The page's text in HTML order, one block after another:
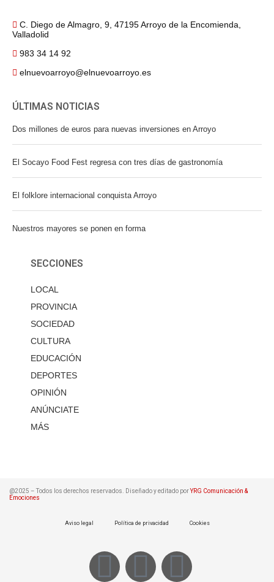
C. Diego de Almagro, 9, 47195 Arroyo de la Encomienda,
Valladolid
983 34 14 92
elnuevoarroyo@elnuevoarroyo.es
ÚLTIMAS NOTICIAS
Dos millones de euros para nuevas inversiones en Arroyo
El Socayo Food Fest regresa con tres días de gastronomía
El folklore internacional conquista Arroyo
Nuestros mayores se ponen en forma
SECCIONES
LOCAL
PROVINCIA
SOCIEDAD
CULTURA
EDUCACIÓN
DEPORTES
OPINIÓN
ANÚNCIATE
MÁS
@2025 – Todos los derechos reservados. Diseñado y editado porYRG Comunicación &
Emociones
Aviso legal Política de privacidad Cookies